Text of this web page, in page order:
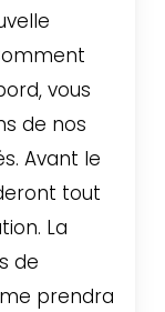
vous
de nos
Avant le
tout
La
de
prendra